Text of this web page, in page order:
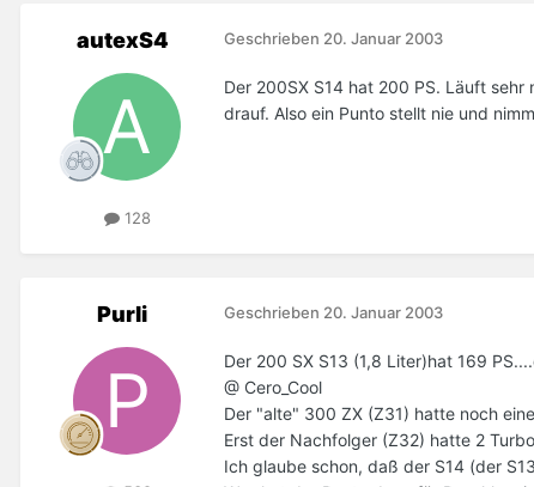
autexS4
128
Geschrieben 20. Januar 2003
Der 200SX S14 hat 200 PS. Läuft
drauf. Also ein Punto stellt nie und
Purli Geschrieben 20. Januar 2003
Der 200 SX S13 (1,8 Liter)hat 169
@ Cero_Cool
Der "alte" 300 ZX (Z31) hatte noch
Erst der Nachfolger (Z32) hatte 2
Ich glaube schon, daß der S14 (der